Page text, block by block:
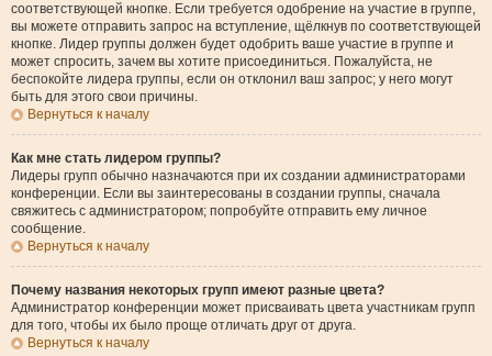
соответствующей кнопке. Если требуется одобрение на участие в группе,
вы можете отправить запрос на вступление, щёлкнув по соответствующей
кнопке. Лидер группы должен будет одобрить ваше участие в группе и
может спросить, зачем вы хотите присоединиться. Пожалуйста, не
беспокойте лидера группы, если он отклонил ваш запрос; у него могут
быть для этого свои причины.
Вернуться к началу
Как мне стать лидером группы?
Лидеры групп обычно назначаются при их создании администраторами
конференции. Если вы заинтересованы в создании группы, сначала
свяжитесь с администратором; попробуйте отправить ему личное
сообщение.
Вернуться к началу
Почему названия некоторых групп имеют разные цвета?
Администратор конференции может присваивать цвета участникам групп
для того, чтобы их было проще отличать друг от друга.
Вернуться к началу